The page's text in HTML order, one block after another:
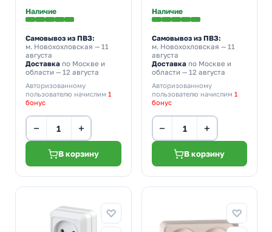
Наличие
Самовывоз из ПВЗ:
м. Новохохловская — 11
августа
Доставка по Москве и
области — 12 августа
Авторизованному
пользователю начислим 1
бонус
− +
В корзину
Наличие
Самовывоз из ПВЗ:
м. Новохохловская — 11
августа
Доставкапо Москве и
области — 12 августа
Авторизованному
пользователю начислим 1
бонус
− +
В корзину